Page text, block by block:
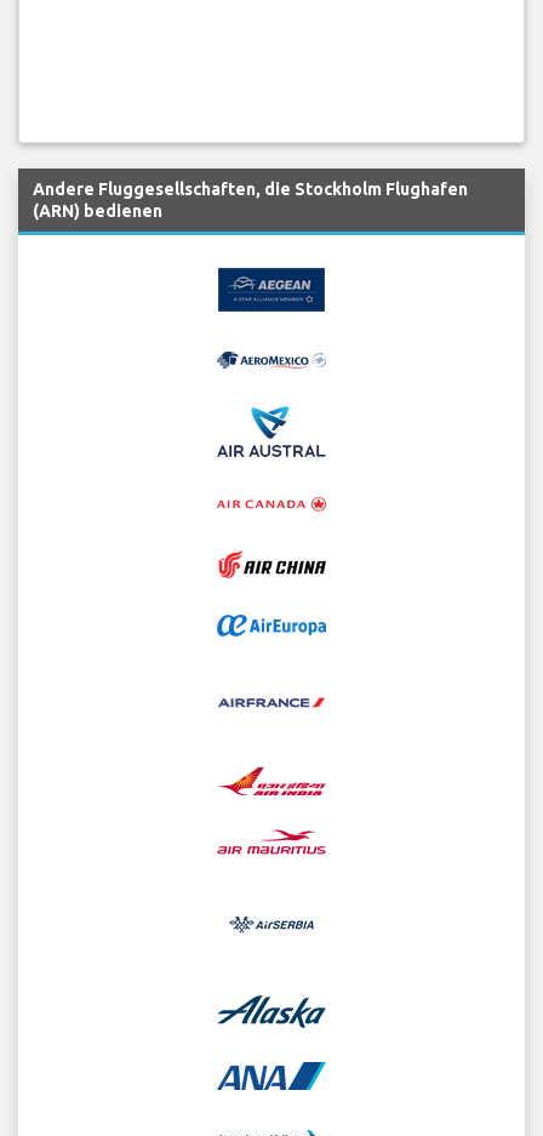
Andere Fluggesellschaften, die Stockholm Flughafen
(ARN) bedienen